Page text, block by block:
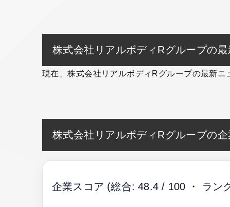
株式会社リアルボディRグループの最
現在、株式会社リアルボディRグループの最新ニ
株式会社リアルボディRグループの
企業スコア (総合: 48.4 / 100 ・ ラン